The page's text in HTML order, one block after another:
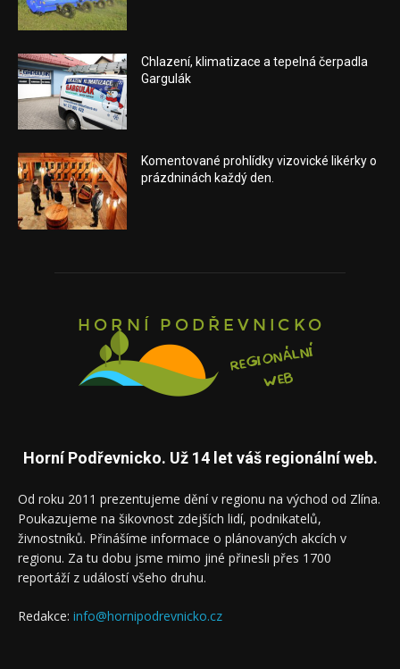
Chlazení, klimatizace a tepelná čerpadla
Gargulák
Komentované prohlídky vizovické likérky o
prázdninách každý den.
Horní Podřevnicko. Už 14 let váš regionální web.
Od roku 2011 prezentujeme dění v regionu na východ od Zlína.
Poukazujeme na šikovnost zdejších lidí, podnikatelů,
živnostníků. Přinášíme informace o plánovaných akcích v
regionu. Za tu dobu jsme mimo jiné přinesli přes 1700
reportáží z událostí všeho druhu.
Redakce: info@hornipodrevnicko.cz